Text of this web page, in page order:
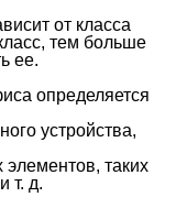
от класса
тем больше
ее.
определяется
устройства,
таких
т. д.